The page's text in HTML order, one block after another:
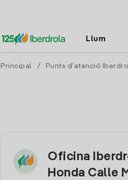
Llum
Principal / Punts d'atenció
Oficina
Honda Calle